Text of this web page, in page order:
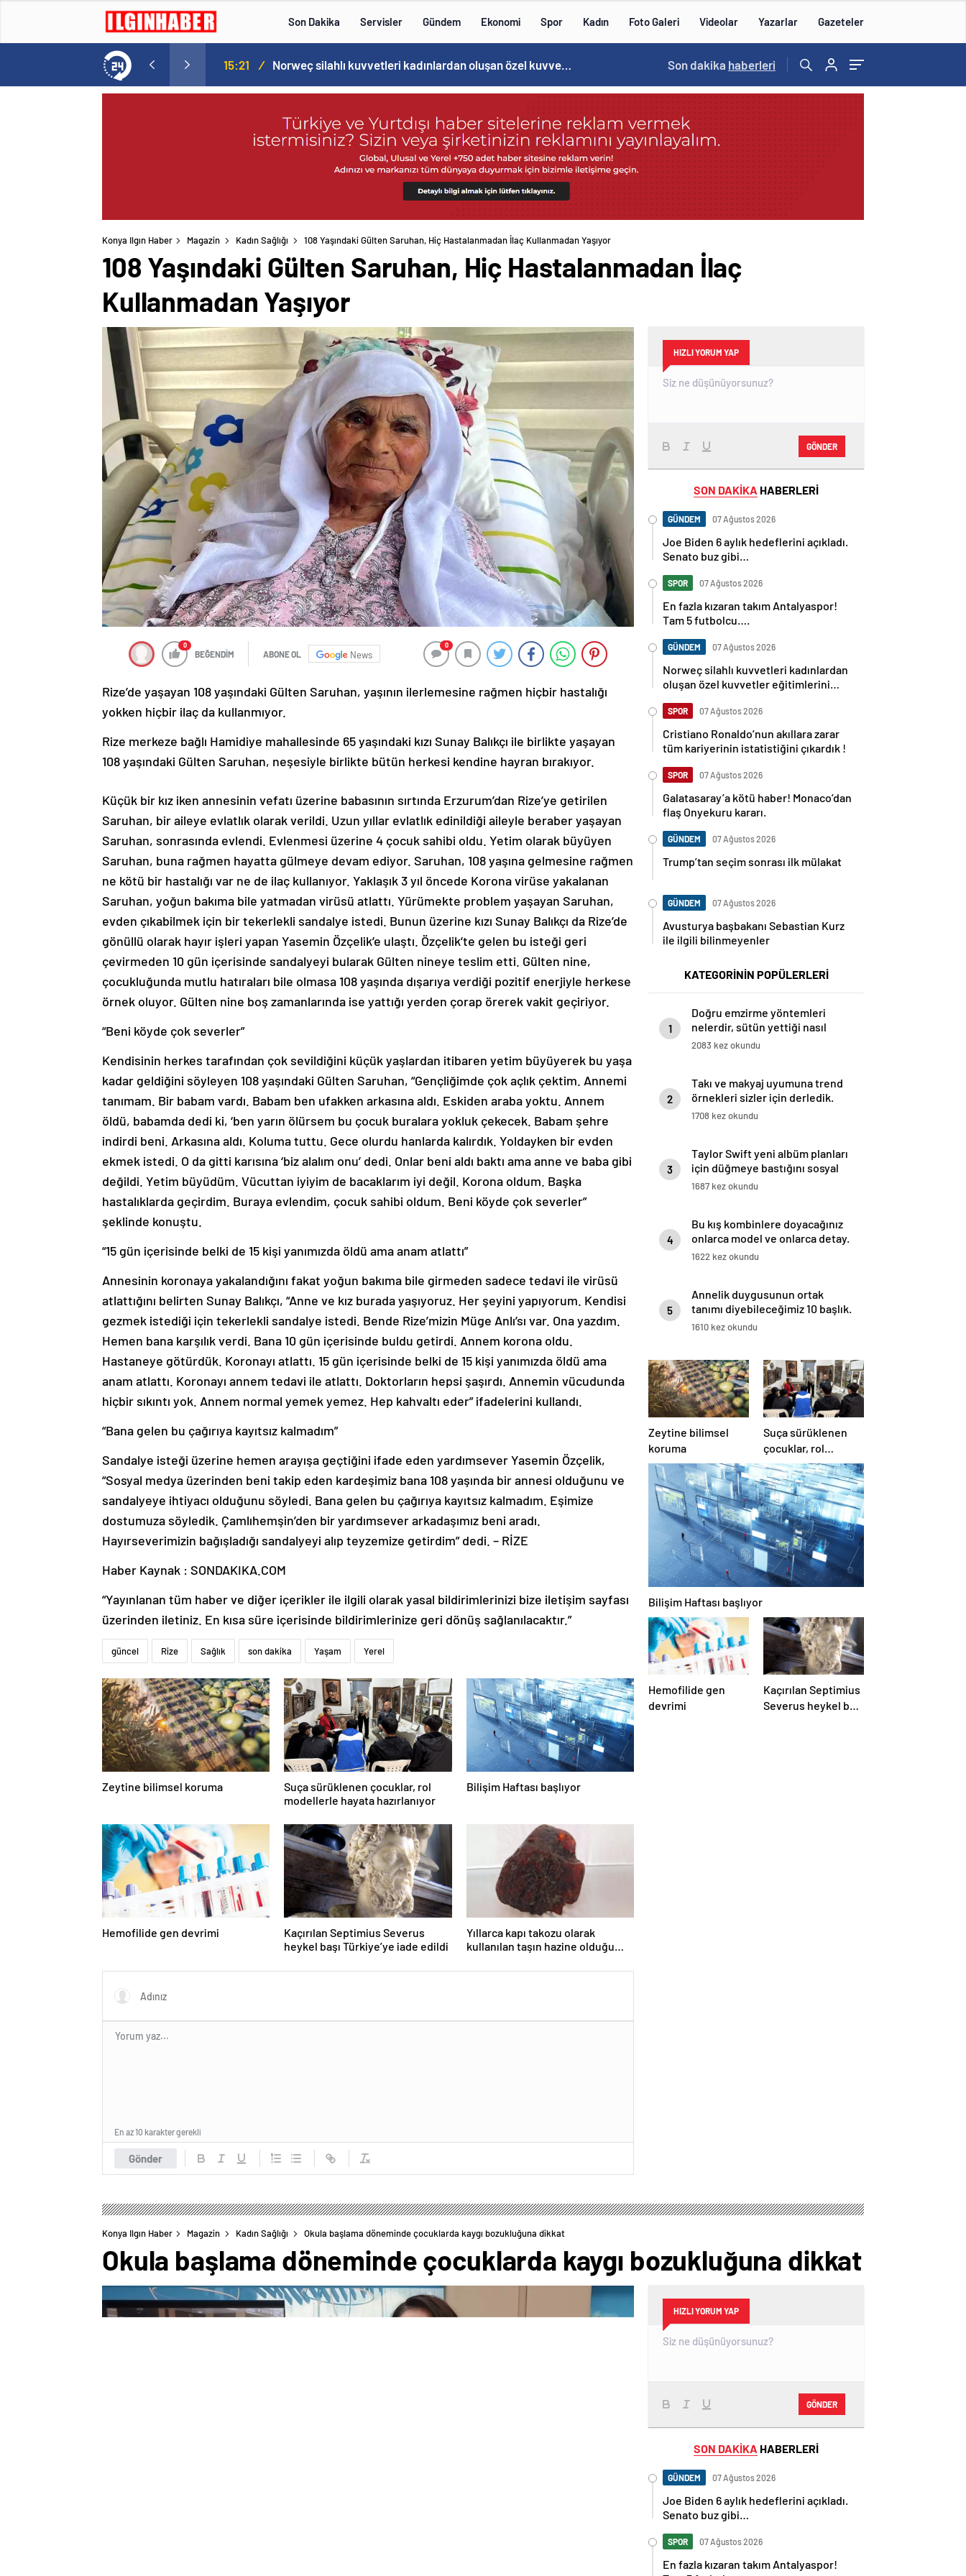
Son Dakika Servisler Gündem Ekonomi Spor Kadın Foto Galeri Videolar Yazarlar Gazeteler
Norweç silahlı kuvvetleri kadınlardan oluşan özel kuvvetler eğitimlerini başlattı. 15:20 / Cristiano Ronaldo’nun akıllara zarar tüm kariyerinin istatistiğini çıkardık ! 14:57 /
Son dakika haberleri
Konya Ilgın Haber Magazin Kadın Sağlığı 108 Yaşındaki Gülten Saruhan, Hiç Hastalanmadan İlaç Kullanmadan Yaşıyor
108 Yaşındaki Gülten Saruhan, Hiç Hastalanmadan İlaç
Kullanmadan Yaşıyor
0
BEĞENDİM ABONE OL News
0
Rize’de yaşayan 108 yaşındaki Gülten Saruhan, yaşının ilerlemesine rağmen hiçbir hastalığı
yokken hiçbir ilaç da kullanmıyor.
Rize merkeze bağlı Hamidiye mahallesinde 65 yaşındaki kızı Sunay Balıkçı ile birlikte yaşayan
108 yaşındaki Gülten Saruhan, neşesiyle birlikte bütün herkesi kendine hayran bırakıyor.
Küçük bir kız iken annesinin vefatı üzerine babasının sırtında Erzurum’dan Rize’ye getirilen
Saruhan, bir aileye evlatlık olarak verildi. Uzun yıllar evlatlık edinildiği aileyle beraber yaşayan
Saruhan, sonrasında evlendi. Evlenmesi üzerine 4 çocuk sahibi oldu. Yetim olarak büyüyen
Saruhan, buna rağmen hayatta gülmeye devam ediyor. Saruhan, 108 yaşına gelmesine rağmen
ne kötü bir hastalığı var ne de ilaç kullanıyor. Yaklaşık 3 yıl öncede Korona virüse yakalanan
Saruhan, yoğun bakıma bile yatmadan virüsü atlattı. Yürümekte problem yaşayan Saruhan,
evden çıkabilmek için bir tekerlekli sandalye istedi. Bunun üzerine kızı Sunay Balıkçı da Rize’de
gönüllü olarak hayır işleri yapan Yasemin Özçelik’e ulaştı. Özçelik’te gelen bu isteği geri
çevirmeden 10 gün içerisinde sandalyeyi bularak Gülten nineye teslim etti. Gülten nine,
çocukluğunda mutlu hatıraları bile olmasa 108 yaşında dışarıya verdiği pozitif enerjiyle herkese
örnek oluyor. Gülten nine boş zamanlarında ise yattığı yerden çorap örerek vakit geçiriyor.
“Beni köyde çok severler”
Kendisinin herkes tarafından çok sevildiğini küçük yaşlardan itibaren yetim büyüyerek bu yaşa
kadar geldiğini söyleyen 108 yaşındaki Gülten Saruhan, “Gençliğimde çok açlık çektim. Annemi
tanımam. Bir babam vardı. Babam ben ufakken arkasına aldı. Eskiden araba yoktu. Annem
öldü, babamda dedi ki, ‘ben yarın ölürsem bu çocuk buralara yokluk çekecek. Babam şehre
indirdi beni. Arkasına aldı. Koluma tuttu. Gece olurdu hanlarda kalırdık. Yoldayken bir evden
ekmek istedi. O da gitti karısına ‘biz alalım onu’ dedi. Onlar beni aldı baktı ama anne ve baba gibi
değildi. Yetim büyüdüm. Vücuttan iyiyim de bacaklarım iyi değil. Korona oldum. Başka
hastalıklarda geçirdim. Buraya evlendim, çocuk sahibi oldum. Beni köyde çok severler”
şeklinde konuştu.
“15 gün içerisinde belki de 15 kişi yanımızda öldü ama anam atlattı”
Annesinin koronaya yakalandığını fakat yoğun bakıma bile girmeden sadece tedavi ile virüsü
atlattığını belirten Sunay Balıkçı, “Anne ve kız burada yaşıyoruz. Her şeyini yapıyorum. Kendisi
gezmek istediği için tekerlekli sandalye istedi. Bende Rize’mizin Müge Anlı’sı var. Ona yazdım.
Hemen bana karşılık verdi. Bana 10 gün içerisinde buldu getirdi. Annem korona oldu.
Hastaneye götürdük. Koronayı atlattı. 15 gün içerisinde belki de 15 kişi yanımızda öldü ama
anam atlattı. Koronayı annem tedavi ile atlattı. Doktorların hepsi şaşırdı. Annemin vücudunda
hiçbir sıkıntı yok. Annem normal yemek yemez. Hep kahvaltı eder” ifadelerini kullandı.
“Bana gelen bu çağırıya kayıtsız kalmadım”
Sandalye isteği üzerine hemen arayışa geçtiğini ifade eden yardımsever Yasemin Özçelik,
“Sosyal medya üzerinden beni takip eden kardeşimiz bana 108 yaşında bir annesi olduğunu ve
sandalyeye ihtiyacı olduğunu söyledi. Bana gelen bu çağırıya kayıtsız kalmadım. Eşimize
dostumuza söyledik. Çamlıhemşin’den bir yardımsever arkadaşımız beni aradı.
Hayırseverimizin bağışladığı sandalyeyi alıp teyzemize getirdim” dedi. – RİZE
Haber Kaynak : SONDAKIKA.COM
“Yayınlanan tüm haber ve diğer içerikler ile ilgili olarak yasal bildirimlerinizi bize iletişim sayfası
üzerinden iletiniz. En kısa süre içerisinde bildirimlerinize geri dönüş sağlanılacaktır.”
güncel Rize Sağlık son dakika Yaşam Yerel
Zeytine bilimsel koruma
Suça sürüklenen çocuklar, rol
modellerle hayata hazırlanıyor
Bilişim Haftası başlıyor
Hemofilide gen devrimi
Kaçırılan Septimius Severus
heykel başı Türkiye’ye iade edildi
Yıllarca kapı takozu olarak
kullanılan taşın hazine olduğu
değerinde
Gönder
En az 10 karakter gerekli
HIZLI YORUM YAP
GÖNDER
SON DAKİKA HABERLERİ
GÜNDEM 07 Ağustos 2026
Joe Biden 6 aylık hedeflerini açıkladı.
Senato buz gibi…
SPOR 07 Ağustos 2026
En fazla kızaran takım Antalyaspor!
Tam 5 futbolcu….
GÜNDEM 07 Ağustos 2026
Norweç silahlı kuvvetleri kadınlardan
oluşan özel kuvvetler eğitimlerini
SPOR 07 Ağustos 2026
Cristiano Ronaldo’nun akıllara zarar
tüm kariyerinin istatistiğini çıkardık !
SPOR 07 Ağustos 2026
Galatasaray’a kötü haber! Monaco’dan
flaş Onyekuru kararı.
GÜNDEM 07 Ağustos 2026
Trump’tan seçim sonrası ilk mülakat
GÜNDEM 07 Ağustos 2026
Avusturya başbakanı Sebastian Kurz
ile ilgili bilinmeyenler
KATEGORİNİN POPÜLERLERİ
1
Doğru emzirme yöntemleri
nelerdir, sütün yettiği nasıl
anlaşılır?
2083 kez okundu
2
Takı ve makyaj uyumuna trend
örnekleri sizler için derledik.
1708 kez okundu
3
Taylor Swift yeni albüm planları
için düğmeye bastığını sosyal
medyadan duyurdu!
1687 kez okundu
4
Bu kış kombinlere doyacağınız
onlarca model ve onlarca detay.
1622 kez okundu
5
Annelik duygusunun ortak
tanımı diyebileceğimiz 10 başlık.
1610 kez okundu
Zeytine bilimsel
koruma
Suça sürüklenen
çocuklar, rol
modellerle hayata
hazırlanıyor
Bilişim Haftası başlıyor
Hemofilide gen
devrimi
Kaçırılan Septimius
Severus heykel başı
Konya Ilgın Haber Magazin Kadın Sağlığı Okula başlama döneminde çocuklarda kaygı bozukluğuna dikkat
Okula başlama döneminde çocuklarda kaygı bozukluğuna dikkat
HIZLI YORUM YAP
GÖNDER
SON DAKİKA HABERLERİ
GÜNDEM 07 Ağustos 2026
Joe Biden 6 aylık hedeflerini açıkladı.
Senato buz gibi…
SPOR 07 Ağustos 2026
En fazla kızaran takım Antalyaspor!